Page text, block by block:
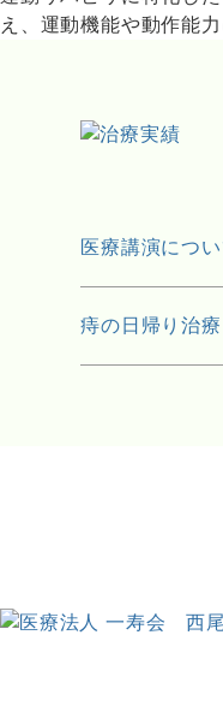
え、運動機能や動作能
医療講演につい
痔の日帰り治療